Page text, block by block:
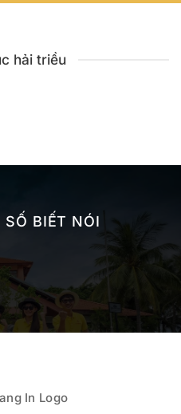
hải triều
SỐ BIẾT NÓI
In Logo